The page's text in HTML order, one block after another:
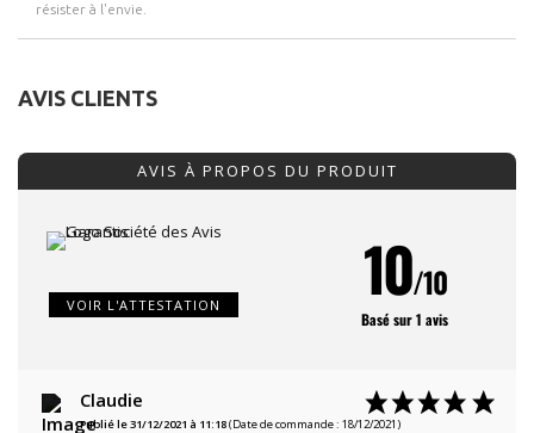
résister à l'envie.
AVIS CLIENTS
AVIS À PROPOS DU PRODUIT
VOIR L'ATTESTATION 10/10
Basé sur 1 avis
Claudie
Publié le 31/12/2021 à 11:18(Date de commande : 18/12/2021)